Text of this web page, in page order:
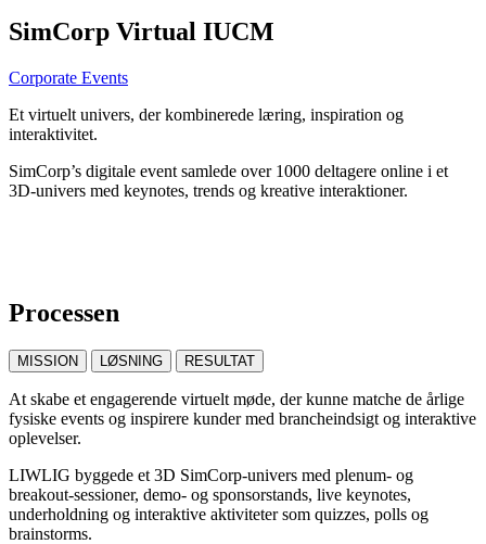
SimCorp Virtual IUCM
Corporate Events
Et virtuelt univers, der kombinerede læring, inspiration og
interaktivitet.
SimCorp’s digitale event samlede over 1000 deltagere online i et
3D-univers med keynotes, trends og kreative interaktioner.
Processen
MISSION LØSNING RESULTAT
At skabe et engagerende virtuelt møde, der kunne matche de årlige
fysiske events og inspirere kunder med brancheindsigt og interaktive
oplevelser.
LIWLIG byggede et 3D SimCorp-univers med plenum- og
breakout-sessioner, demo- og sponsorstands, live keynotes,
underholdning og interaktive aktiviteter som quizzes, polls og
brainstorms.